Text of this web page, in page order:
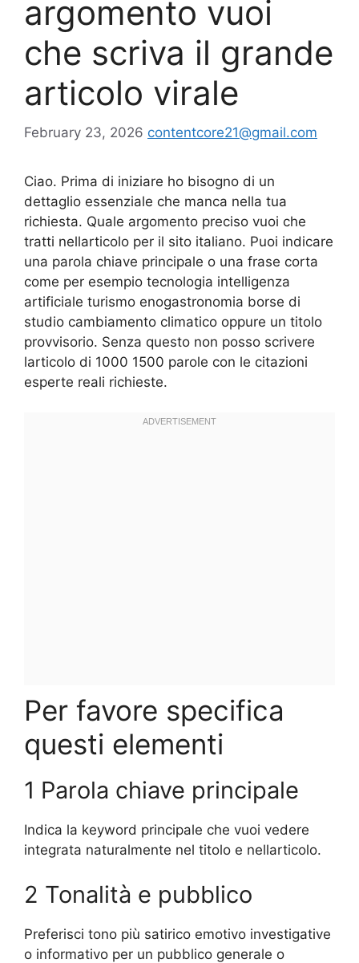
argomento vuoi
che scriva il grande
articolo virale
February 23, 2026 contentcore21@gmail.com
Ciao. Prima di iniziare ho bisogno di un
dettaglio essenziale che manca nella tua
richiesta. Quale argomento preciso vuoi che
tratti nellarticolo per il sito italiano. Puoi indicare
una parola chiave principale o una frase corta
come per esempio tecnologia intelligenza
artificiale turismo enogastronomia borse di
studio cambiamento climatico oppure un titolo
provvisorio. Senza questo non posso scrivere
larticolo di 1000 1500 parole con le citazioni
esperte reali richieste.
Per favore specifica
questi elementi
1 Parola chiave principale
Indica la keyword principale che vuoi vedere
integrata naturalmente nel titolo e nellarticolo.
2 Tonalità e pubblico
Preferisci tono più satirico emotivo investigative
o informativo per un pubblico generale o